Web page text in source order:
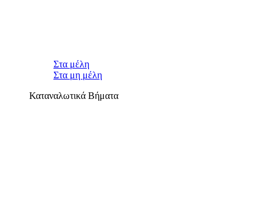
Στα μέλη
Στα μη μέλη
Καταναλωτικά Βήματα